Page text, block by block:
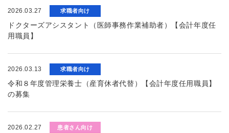
2026.03.27 求職者向け
ドクターズアシスタント（医師事務作業補助者）【会計年度任
用職員】
2026.03.13 求職者向け
令和８年度管理栄養士（産育休者代替）【会計年度任用職員】
の募集
2026.02.27 患者さん向け